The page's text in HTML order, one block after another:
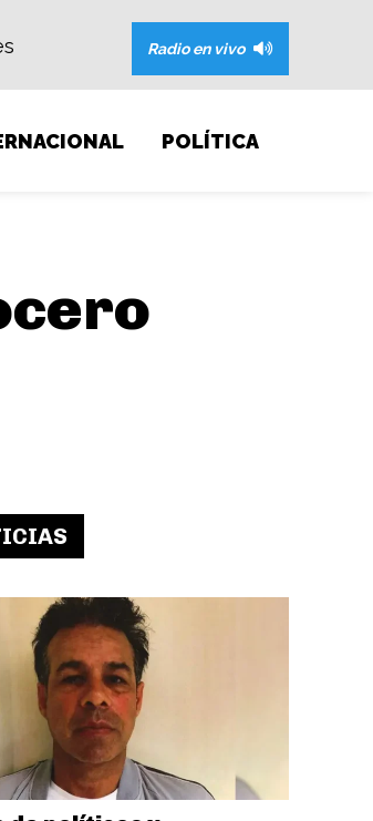
Radio en vivo
POLÍTICA